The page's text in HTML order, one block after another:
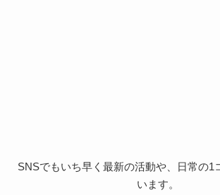
SNSでもいち早く最新の活動や、日常の1
います。